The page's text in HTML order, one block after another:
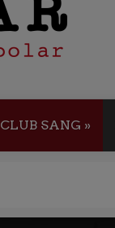
CLUB SANG »